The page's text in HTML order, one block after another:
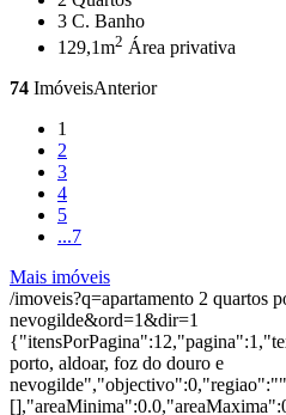
3 C. Banho
129,1m2 Área privativa
74 ImóveisAnterior
1
2
3
4
5
...7
Mais imóveis
/imoveis?q=apartamento 2 quartos
nevogilde&ord=1&dir=1
porto, aldoar, foz do douro e